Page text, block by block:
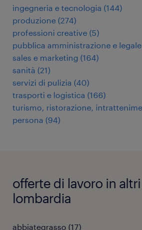
ingegneria e tecnologia (144)
produzione (274)
professioni creative (5)
pubblica amministrazione e legale
sales e marketing (164)
sanità (21)
servizi di pulizia (40)
trasporti e logistica (166)
turismo, ristorazione,
persona (94)
offerte di lavoro in
lombardia
abbiategrasso (17)